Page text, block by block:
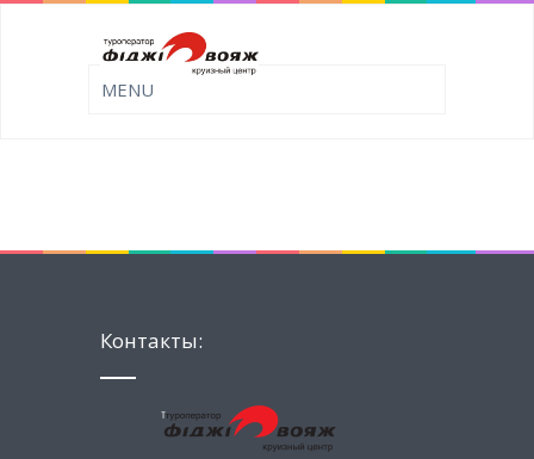
Контакты: